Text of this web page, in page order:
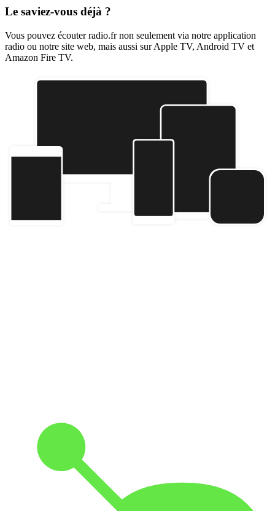
Le saviez-vous déjà ?
Vous pouvez écouter radio.fr non seulement via notre application
radio ou notre site web, mais aussi sur Apple TV, Android TV et
Amazon Fire TV.